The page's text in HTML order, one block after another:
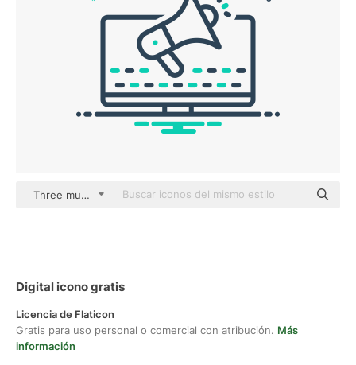
Three musketeers outline
Digital icono gratis
Licencia de Flaticon
Gratis para uso personal o comercial con atribución. Más
información